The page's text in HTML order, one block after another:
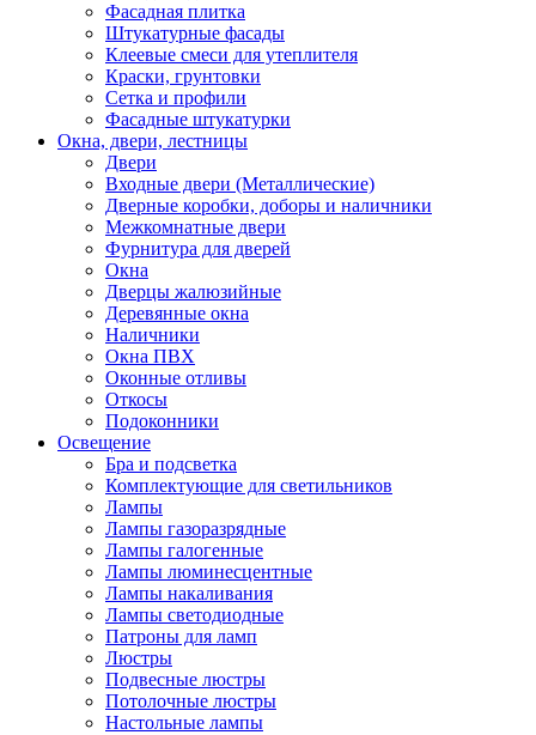
Фасадная плитка
Штукатурные фасады
Клеевые смеси для утеплителя
Краски, грунтовки
Сетка и профили
Фасадные штукатурки
Окна, двери, лестницы
Двери
Входные двери (Металлические)
Дверные коробки, доборы и наличники
Межкомнатные двери
Фурнитура для дверей
Окна
Дверцы жалюзийные
Деревянные окна
Наличники
Окна ПВХ
Оконные отливы
Откосы
Подоконники
Освещение
Бра и подсветка
Комплектующие для светильников
Лампы
Лампы газоразрядные
Лампы галогенные
Лампы люминесцентные
Лампы накаливания
Лампы светодиодные
Патроны для ламп
Люстры
Подвесные люстры
Потолочные люстры
Настольные лампы